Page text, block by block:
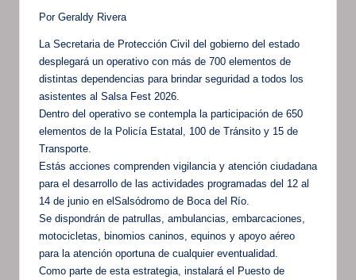
Por Geraldy Rivera
La Secretaria de Protección Civil del gobierno del estado
desplegará un operativo con más de 700 elementos de
distintas dependencias para brindar seguridad a todos los
asistentes al Salsa Fest 2026.
Dentro del operativo se contempla la participación de 650
elementos de la Policía Estatal, 100 de Tránsito y 15 de
Transporte.
Estás acciones comprenden vigilancia y atención ciudadana
para el desarrollo de las actividades programadas del 12 al
14 de junio en elSalsódromo de Boca del Río.
Se dispondrán de patrullas, ambulancias, embarcaciones,
motocicletas, binomios caninos, equinos y apoyo aéreo
para la atención oportuna de cualquier eventualidad.
Como parte de esta estrategia, instalará el Puesto de